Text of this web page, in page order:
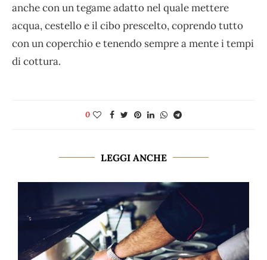
anche con un tegame adatto nel quale mettere
acqua, cestello e il cibo prescelto, coprendo tutto
con un coperchio e tenendo sempre a mente i tempi
di cottura.
0
LEGGI ANCHE